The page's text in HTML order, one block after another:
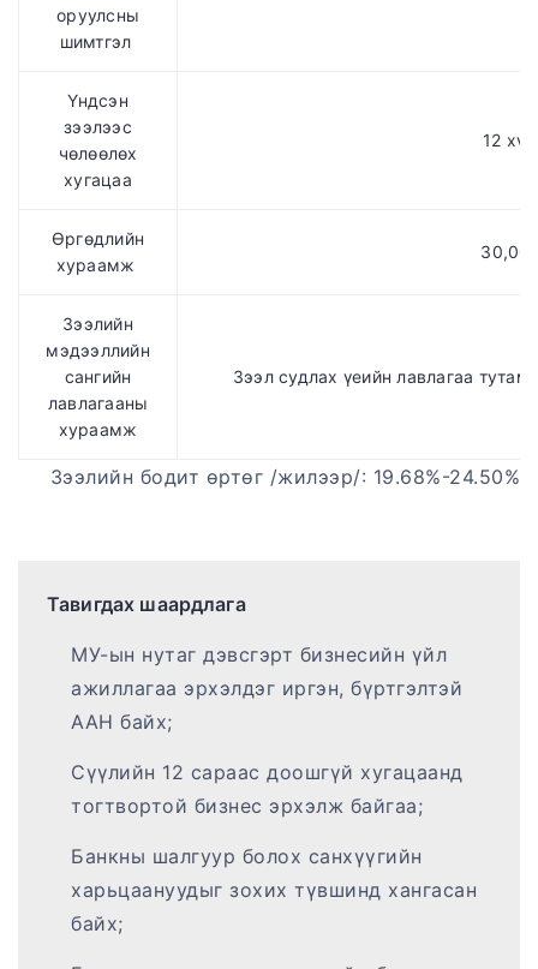
оруулсны
шимтгэл
Үндсэн
зээлээс
чөлөөлөх
хугацаа
12
Өргөдлийн
хураамж
Зээлийн
мэдээллийн
сангийн
лавлагааны
хураамж
Зээл судлах үеийн лавлагаа
Зээлийн бодит өртөг /жилээр/: 19.68%-24.50%
Тавигдах шаардлага
МУ-ын нутаг дэвсгэрт бизнесийн үйл
ажиллагаа эрхэлдэг иргэн, бүртгэлтэй
ААН байх;
Сүүлийн 12 сараас доошгүй хугацаанд
тогтвортой бизнес эрхэлж байгаа;
Банкны шалгуур болох санхүүгийн
харьцаануудыг зохих түвшинд хангасан
байх;